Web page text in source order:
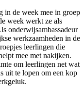
in de week mee in groep
week werkt ze als
onderwijsambassadeur
werkzaamheden in de
leerlingen die
mee met nakijken.
om leerlingen net wat
uit te lopen om een kop